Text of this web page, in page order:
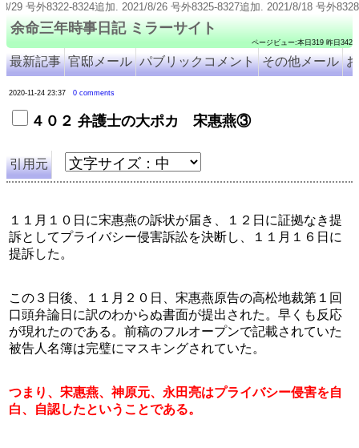
余命三年時事日記 ミラーサイト
ページビュー:本日319 昨日342
最新記事 官邸メール パブリックコメント その他メール
2020-11-24 23:37 0 comments
４０２ 弁護士の大ポカ 宋惠燕③
引用元
１１月１０日に宋惠燕の訴状が届き、１２日に証拠なき提
訴としてプライバシー侵害訴訟を決断し、１１月１６日に
提訴した。
この３日後、１１月２０日、宋惠燕原告の高松地裁第１回
口頭弁論日に訳のわからぬ書面が提出された。早くも反応
が現れたのである。前稿のフルオープンで記載されていた
被告人名簿は完璧にマスキングされていた。
つまり、宋惠燕、神原元、永田亮はプライバシー侵害を自
白、自認したということである。
8322-8324追加. 2021/8/26 号外8325-8327追加. 2021/8/18 号外